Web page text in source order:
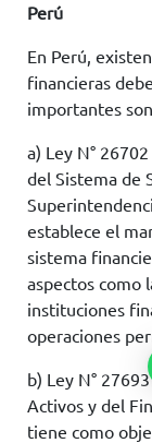
Perú
En Perú,
financieras
importantes
a) Ley N°
del Sistema de
establece el
sistema
aspectos como
instituciones
operaciones
b) Ley N°
Activos y del
tiene como